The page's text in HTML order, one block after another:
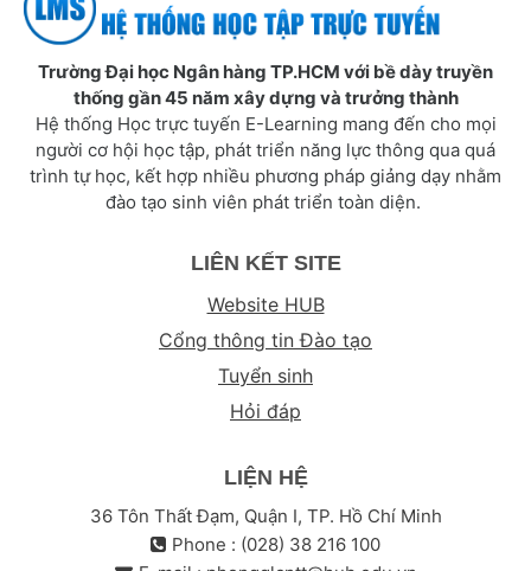
Trường Đại học Ngân hàng TP.HCM với bề dày truyền
thống gần 45 năm xây dựng và trưởng thành
Hệ thống Học trực tuyến E-Learning mang đến cho mọi
người cơ hội học tập, phát triển năng lực thông qua quá
trình tự học, kết hợp nhiều phương pháp giảng dạy nhằm
đào tạo sinh viên phát triển toàn diện.
LIÊN KẾT SITE
Website HUB
Cổng thông tin Đào tạo
Tuyển sinh
Hỏi đáp
LIỆN HỆ
36 Tôn Thất Đạm, Quận I, TP. Hồ Chí Minh
Phone : (028) 38 216 100